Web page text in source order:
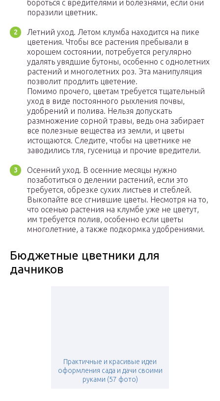
бороться с вредителями и болезнями, если они
поразили цветник.
Летний уход. Летом клумба находится на пике
цветения. Чтобы все растения пребывали в
хорошем состоянии, потребуется регулярно
удалять увядшие бутоны, особенно с однолетних
растений и многолетних роз. Эта манипуляция
позволит продлить цветение.
Помимо прочего, цветам требуется тщательный
уход в виде постоянного рыхления почвы,
удобрений и полива. Нельзя допускать
размножение сорной травы, ведь она забирает
все полезные вещества из земли, и цветы
истощаются. Следите, чтобы на цветнике не
заводились тля, гусеница и прочие вредители.
Осенний уход. В осенние месяцы нужно
позаботиться о делении растений, если это
требуется, обрезке сухих листьев и стеблей.
Выкопайте все сгнившие цветы. Несмотря на то,
что осенью растения на клумбе уже не цветут,
им требуется полив, особенно если цветы
многолетние, а также подкормка удобрениями.
Бюджетные цветники для
дачников
Практичные и красивые идеи
оформления сада и дачи своими
руками (57 фото)